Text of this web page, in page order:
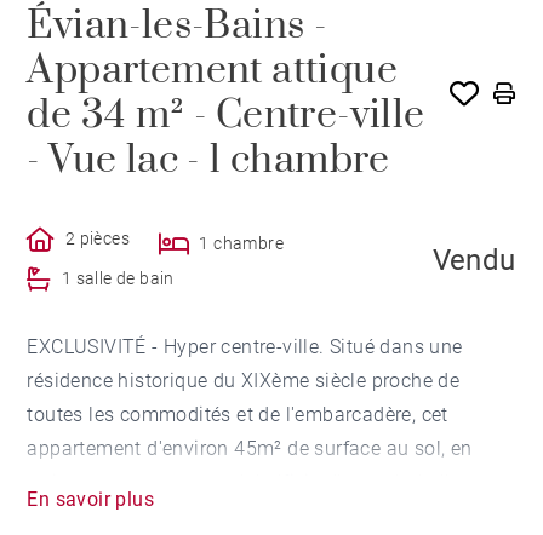
Évian-les-Bains -
Appartement attique
de 34 m² - Centre-ville
- Vue lac - 1 chambre
2 pièces
1 chambre
1 salle de bain
Vendu
EXCLUSIVITÉ - Hyper centre-ville. Situé dans une
résidence historique du XIXème siècle proche de
toutes les commodités et de l'embarcadère, cet
appartement d'environ 45m² de surface au sol, en
lac et dispose de 34,18 m² de surfaces habitables.
En savoir plus